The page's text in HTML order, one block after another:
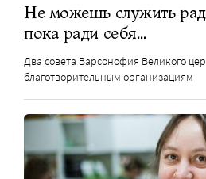
Не можешь служить
пока ради себя…
Два совета Варсонофия Великого
благотворительным организациям